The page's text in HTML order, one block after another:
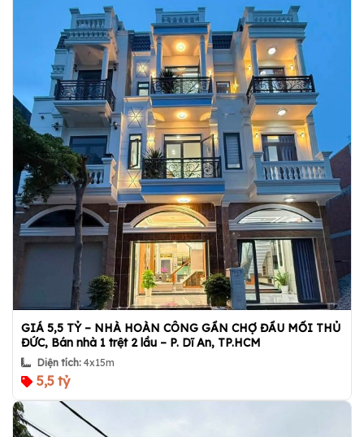
GIÁ 5,5 TỶ – NHÀ HOÀN CÔNG GẦN CHỢ ĐẦU MỐI THỦ
ĐỨC, Bán nhà 1 trệt 2 lầu – P. Dĩ An, TP.HCM
Diện tích: 4x15m
5,5 tỷ